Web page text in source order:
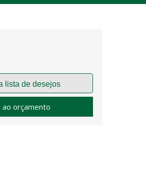
orçamento